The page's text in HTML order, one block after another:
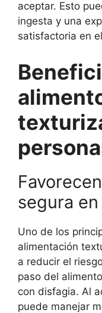
aceptar. Esto
ingesta y una
satisfactoria en
segura
Uno de los
alimentación
a reducir el
paso del
con disfagia. Al
puede manejar